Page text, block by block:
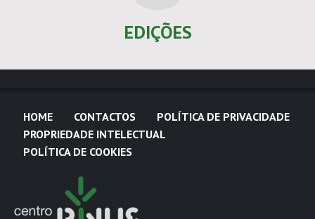
EDIÇÕES
HOME CONTACTOS
POLÍTICA DE PRIVACIDADE
PROPRIEDADE INTELECTUAL
POLÍTICA DE COOKIES